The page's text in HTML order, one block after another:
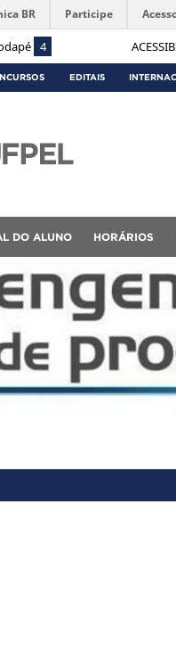
4
BR Participe
EDITAIS
DO ALUNO HORÁRIOS